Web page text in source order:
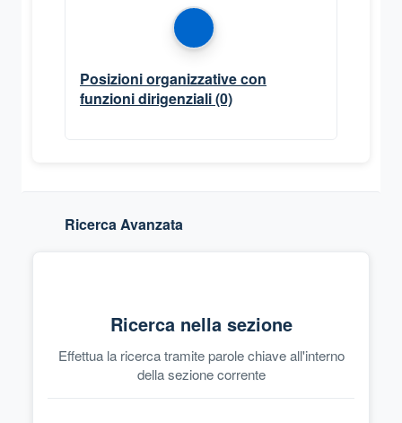
Posizioni organizzative con
funzioni dirigenziali(0)
Ricerca Avanzata
Ricerca nella sezione
Effettua la ricerca tramite parole chiave all'interno
della sezione corrente